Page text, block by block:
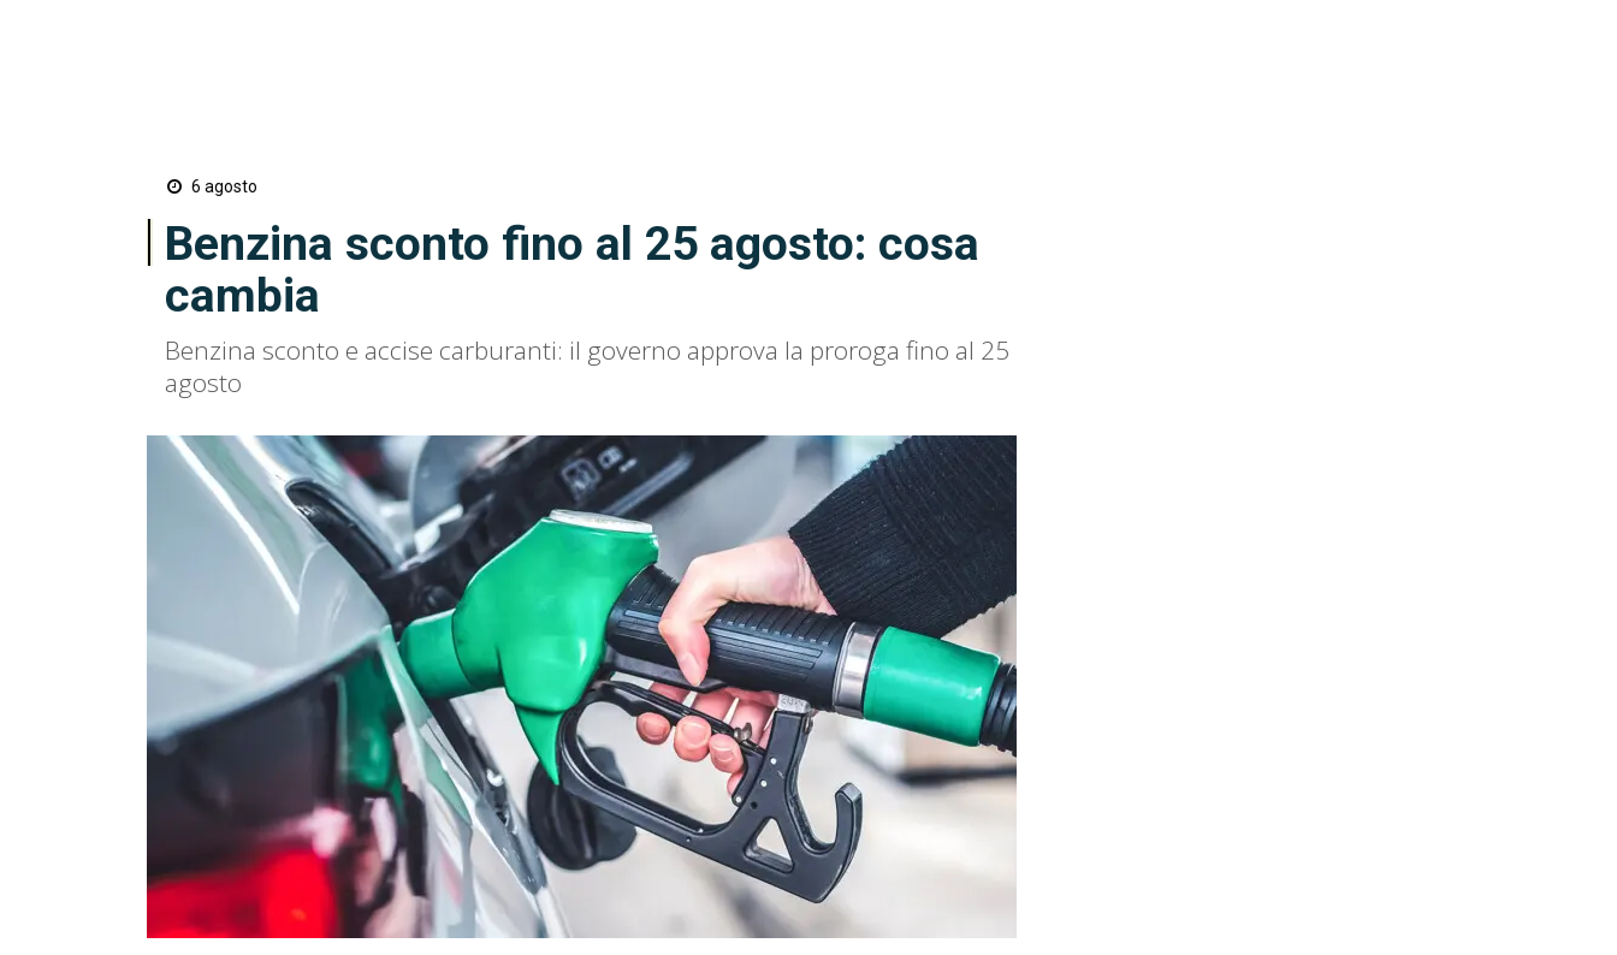
6 agosto
Benzina sconto fino al 25 agosto: cosa
cambia
Benzina sconto e accise carburanti: il governo approva la proroga fino al 25
agosto